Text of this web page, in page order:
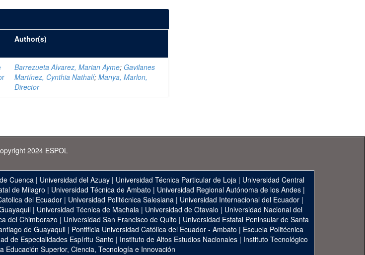
Author(s)
Barrezueta Alvarez, Marian Ayme; Gavilanes
Martínez, Cynthia Nathalí;Manya, Marlon,
Director
2024 ESPOL
Cuenca | Universidad del Azuay | Universidad Técnica Particular de Loja | Universidad Central
de Milagro | Universidad Técnica de Ambato | Universidad Regional Autónoma de los Andes|
del Ecuador| Universidad Politécnica Salesiana| Universidad Internacional del Ecuador|
| Universidad Técnica de Machala | Universidad de Otavalo | Universidad Nacional del
del Chimborazo | Universidad San Francisco de Quito | Universidad Estatal Peninsular de Santa
de Guayaquil | Pontificia Universidad Católica del Ecuador - Ambato | Escuela Politécnica
de Especialidades Espíritu Santo | Instituto de Altos Estudios Nacionales | Instituto Tecnológico
Educación Superior, Ciencia, Tecnología e Innovación